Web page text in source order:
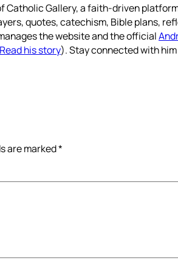
Catholic Gallery, a faith-driven
quotes, catechism, Bible plans,
the website and the official
Read his story). Stay connected with
are marked*